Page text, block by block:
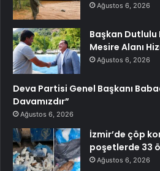
Ağustos 6, 2026
Başkan Dutlulu
Mesire Alanı
Ağustos 6, 2026
Deva Partisi Genel Başkanı
Davamızdır”
Ağustos 6, 2026
İzmir’de çöp
poşetlerde 33
Ağustos 6, 2026